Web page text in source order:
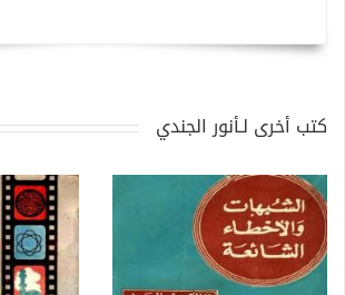
كتب أخرى لـأنور الجندي